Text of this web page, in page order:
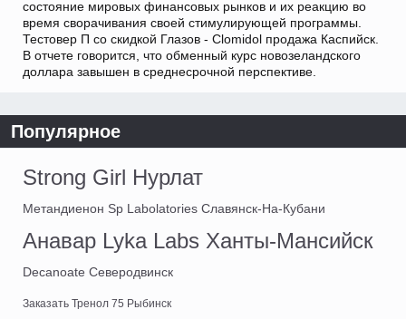
состояние мировых финансовых рынков и их реакцию во
время сворачивания своей стимулирующей программы.
Тестовер П со скидкой Глазов - Clomidol продажа Каспийск.
В отчете говорится, что обменный курс новозеландского
доллара завышен в среднесрочной перспективе.
Популярное
Strong Girl Нурлат
Метандиенон Sp Labolatories Славянск-На-Кубани
Анавар Lyka Labs Ханты-Мансийск
Decanoate Северодвинск
Заказать Тренол 75 Рыбинск